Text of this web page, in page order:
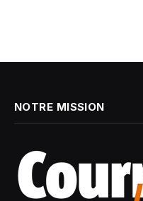
NOTRE MISSION